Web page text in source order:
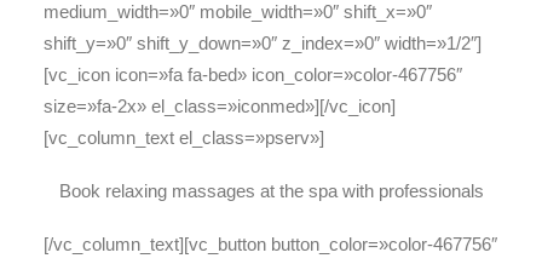
medium_width=»0″ mobile_width=»0″ shift_x=»0″
shift_y=»0″ shift_y_down=»0″ z_index=»0″ width=»1/2″]
[vc_icon icon=»fa fa-bed» icon_color=»color-467756″
size=»fa-2x» el_class=»iconmed»][/vc_icon]
[vc_column_text el_class=»pserv»]
Book relaxing massages at the spa with professionals
[/vc_column_text][vc_button button_color=»color-467756″